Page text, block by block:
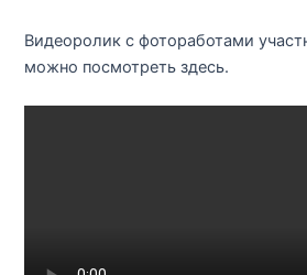
Видеоролик с фотоработами
можно посмотреть здесь.